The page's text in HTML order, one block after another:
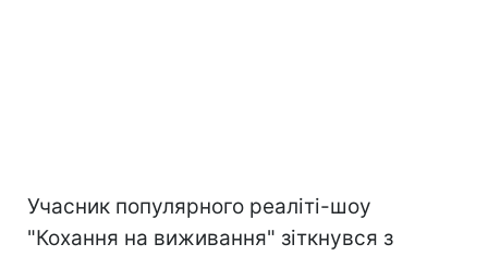
Учасник популярного реаліті-шоу
"Кохання на виживання" зіткнувся з